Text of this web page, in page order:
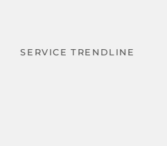
SERVICE TRENDLINE